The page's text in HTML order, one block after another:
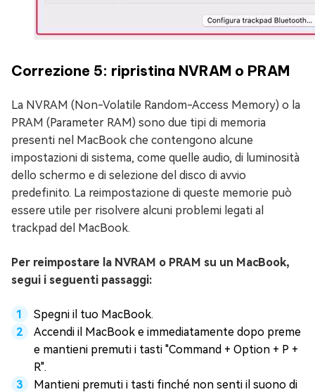
Correzione 5: ripristina NVRAM o PRAM
La NVRAM (Non-Volatile Random-Access Memory) o la
PRAM (Parameter RAM) sono due tipi di memoria
presenti nel MacBook che contengono alcune
impostazioni di sistema, come quelle audio, di luminosità
dello schermo e di selezione del disco di avvio
predefinito. La reimpostazione di queste memorie può
essere utile per risolvere alcuni problemi legati al
trackpad del MacBook.
Per reimpostare la NVRAM o PRAM su un MacBook,
segui i seguenti passaggi:
Spegni il tuo MacBook.
Accendi il MacBook e immediatamente dopo preme
e mantieni premuti i tasti "Command + Option + P +
R".
Mantieni premuti i tasti finché non senti il suono di